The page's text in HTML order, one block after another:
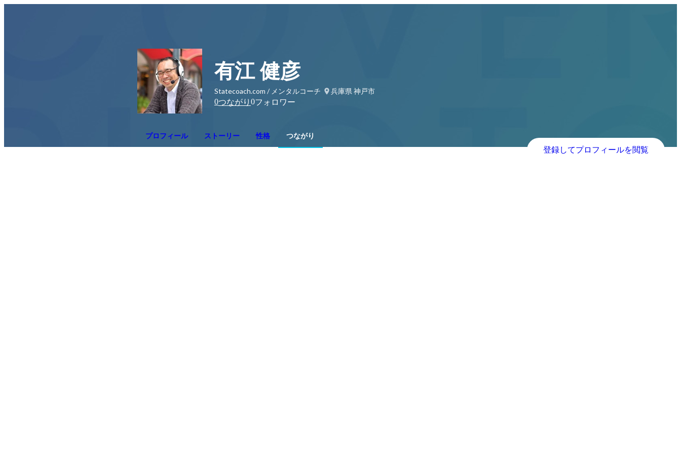
有江 健彦
Statecoach.com / メンタルコーチ
兵庫県 神戸市
0つながり 0フォロワー
プロフィール ストーリー 性格 つながり
登録してプロフィールを閲覧